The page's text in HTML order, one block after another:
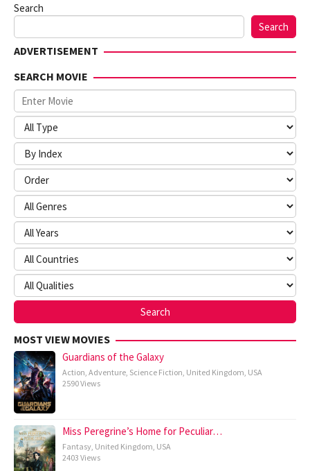
Woodward,
Thomas
Search
Search
ADVERTISEMENT
SEARCH MOVIE
MOST VIEW MOVIES
Guardians of the Galaxy
Action, Adventure, Science Fiction, United Kingdom, USA
2590 Views
Miss Peregrine’s Home for Peculiar…
Fantasy, United Kingdom, USA
2403 Views